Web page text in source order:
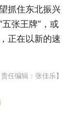
抓住东北振兴
张王牌”，或
正在以新的速
责任编辑：张佳乐】